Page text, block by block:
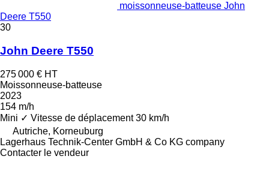
moissonneuse-batteuse John
Deere T550
30
John Deere T550
275 000 € HT
Moissonneuse-batteuse
2023
154 m/h
Mini ✓ Vitesse de déplacement 30 km/h
Autriche, Korneuburg
Lagerhaus Technik-Center GmbH & Co KG company
Contacter le vendeur